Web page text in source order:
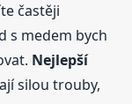
častěji
s medem bych
Nejlepší
silou trouby,